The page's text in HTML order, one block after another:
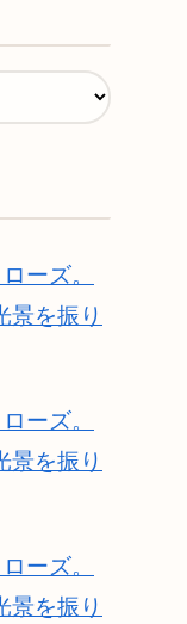
ーズ。
景を振り
ーズ。
景を振り
ーズ。
景を振り